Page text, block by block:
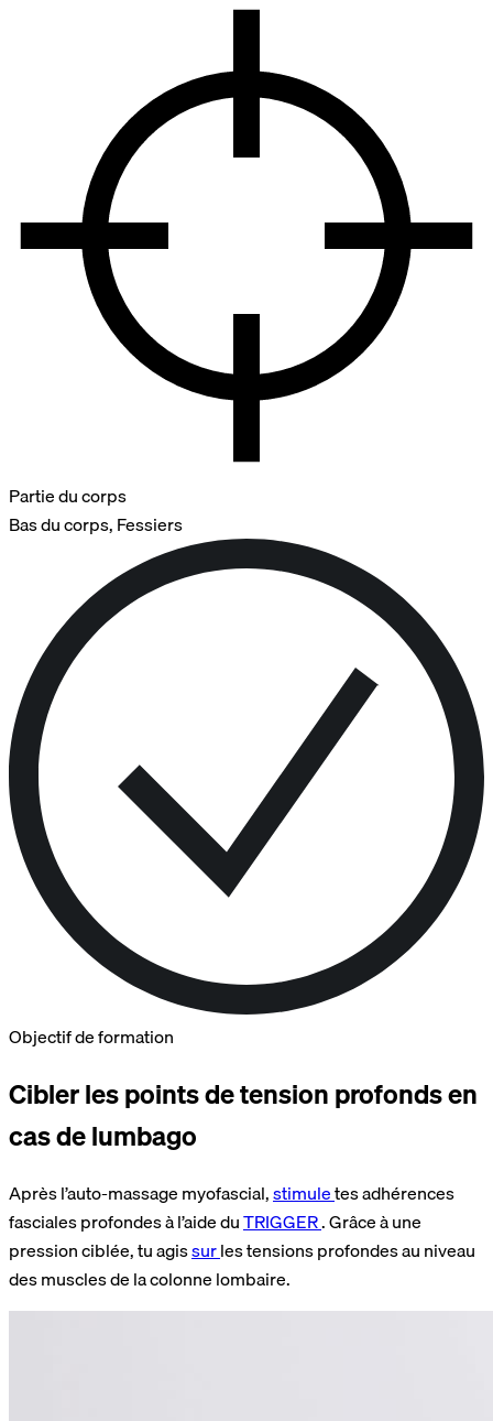
Partie du corps
Bas du corps, Fessiers
Objectif de formation
Cibler les points de tension profonds en
cas de lumbago
Après l’auto-massage myofascial,stimuletes adhérences
fasciales profondes à l’aide duTRIGGER. Grâce à une
pression ciblée, tu agissurles tensions profondes au niveau
des muscles de la colonne lombaire.